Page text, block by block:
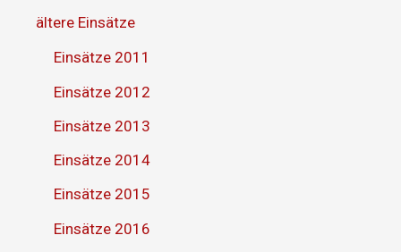
ältere Einsätze
Einsätze 2011
Einsätze 2012
Einsätze 2013
Einsätze 2014
Einsätze 2015
Einsätze 2016